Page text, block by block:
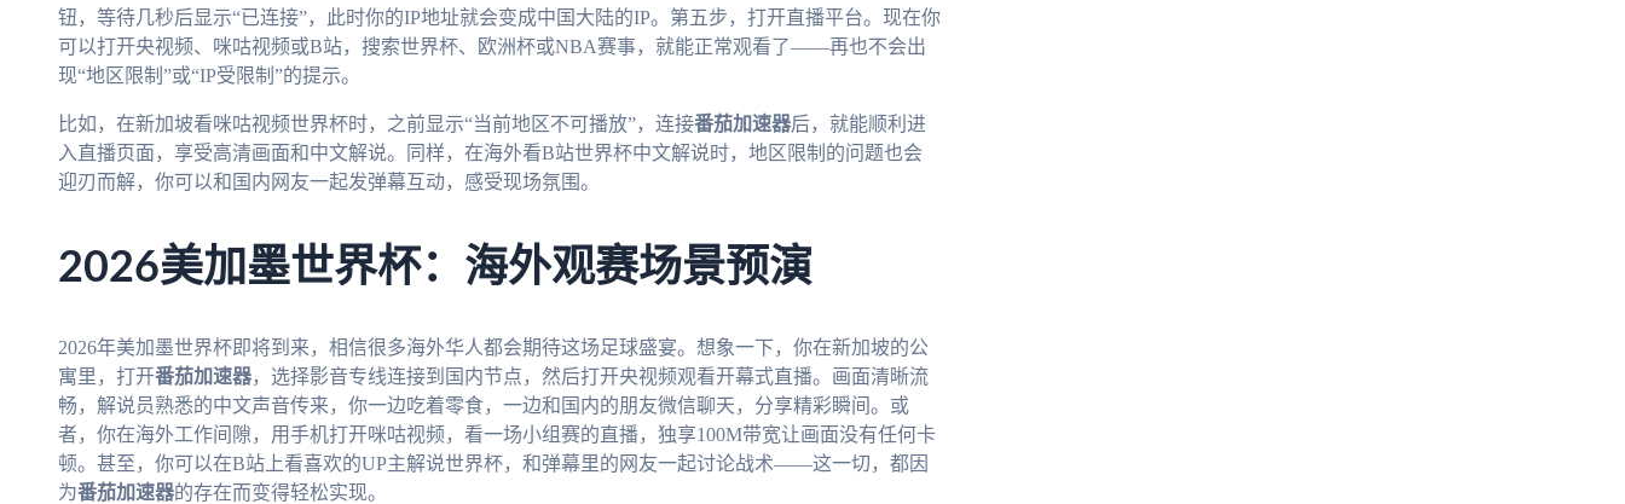
钮，等待几秒后显示“已连接”，此时你的IP地址就会变成中国大陆的IP。第五步，打开直播平台。现在你
可以打开央视频、咪咕视频或B站，搜索世界杯、欧洲杯或NBA赛事，就能正常观看了——再也不会出
现“地区限制”或“IP受限制”的提示。
比如，在新加坡看咪咕视频世界杯时，之前显示“当前地区不可播放”，连接番茄加速器后，就能顺利进
入直播页面，享受高清画面和中文解说。同样，在海外看B站世界杯中文解说时，地区限制的问题也会
迎刃而解，你可以和国内网友一起发弹幕互动，感受现场氛围。
2026美加墨世界杯：海外观赛场景预演
2026年美加墨世界杯即将到来，相信很多海外华人都会期待这场足球盛宴。想象一下，你在新加坡的公
寓里，打开番茄加速器，选择影音专线连接到国内节点，然后打开央视频观看开幕式直播。画面清晰流
畅，解说员熟悉的中文声音传来，你一边吃着零食，一边和国内的朋友微信聊天，分享精彩瞬间。或
者，你在海外工作间隙，用手机打开咪咕视频，看一场小组赛的直播，独享100M带宽让画面没有任何卡
顿。甚至，你可以在B站上看喜欢的UP主解说世界杯，和弹幕里的网友一起讨论战术——这一切，都因
为番茄加速器的存在而变得轻松实现。